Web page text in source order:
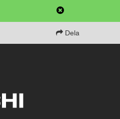
Dela